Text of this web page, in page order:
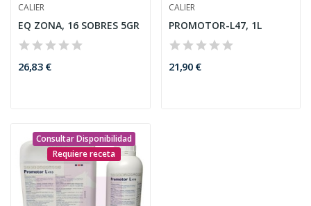
CALIER
EQ ZONA, 16 SOBRES 5GR
26,83 €
CALIER
PROMOTOR-L47, 1L
21,90 €
Consultar Disponibilidad
Requiere receta